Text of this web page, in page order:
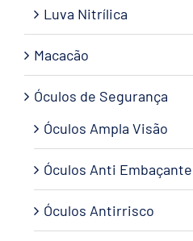
Luva Nitrílica
Macacão
Óculos de Segurança
Óculos Ampla Visão
Óculos Anti Embaçante
Óculos Antirrisco